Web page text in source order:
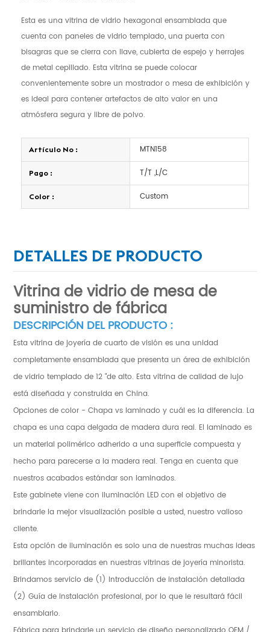
Esta es una vitrina de vidrio hexagonal ensamblada que
cuenta con paneles de vidrio templado, una puerta con
bisagras que se cierra con llave, cubierta de espejo y herrajes
de metal cepillado. Esta vitrina se puede colocar
convenientemente sobre un mostrador o mesa de exhibición y
es ideal para contener artefactos de alto valor en una
atmósfera segura y libre de polvo.
Artículo No : MTN158
Pago : T/T ,L/C
Color : Custom
DETALLES DE PRODUCTO
Vitrina de vidrio de mesa de
suministro de fábrica
DESCRIPCIÓN DEL PRODUCTO :
Esta vitrina de joyería de cuarto de visión es una unidad
completamente ensamblada que presenta un área de exhibición
de vidrio templado de 12 "de alto. Esta vitrina de calidad de lujo
está diseñada y construida en China.
Opciones de color - Chapa vs laminado y cuál es la diferencia. La
chapa es una capa delgada de madera dura real. El laminado es
un material polimérico adherido a una superficie compuesta y
hecho para parecerse a la madera real. Tenga en cuenta que
nuestros acabados estándar son laminados.
Este gabinete viene con iluminación LED con el objetivo de
brindarle la mejor visualización posible a usted, nuestro valioso
cliente.
Esta opción de iluminación es solo una de nuestras muchas ideas
brillantes incorporadas en nuestras vitrinas de joyería minorista.
Brindamos servicio de (1) Introducción de instalación detallada
(2) Guía de instalación profesional, por lo que le resultará fácil
ensamblarlo.